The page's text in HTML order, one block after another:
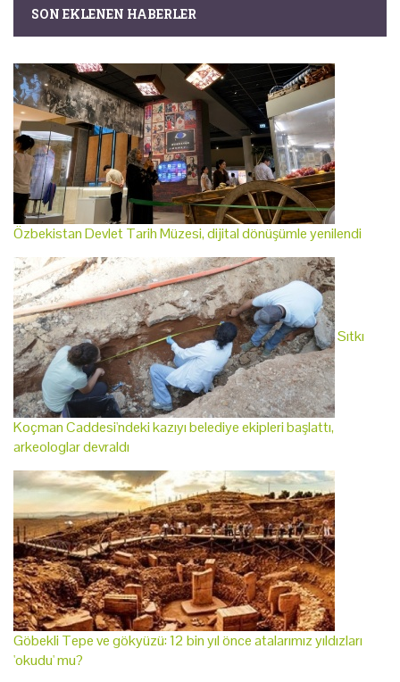
SON EKLENEN HABERLER
Özbekistan Devlet Tarih Müzesi, dijital dönüşümle yenilendi
Sıtkı
Koçman Caddesi'ndeki kazıyı belediye ekipleri başlattı,
arkeologlar devraldı
Göbekli Tepe ve gökyüzü: 12 bin yıl önce atalarımız yıldızları
'okudu' mu?